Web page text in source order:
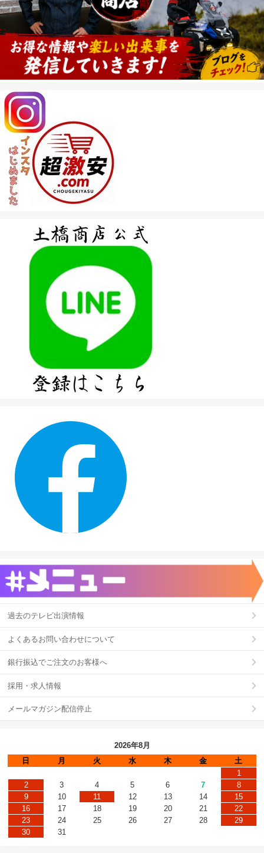
過去のテレビ出演情報
よくあるお問い合わせについて
銀行振込でご注文のお客様へ
採用・求人情報
メールマガジン配信停止
2026年8月
日
月 火 水 木 金
土
1
2
3 4 5 6 7
8
9
10 11 12 13 14
15
16
17 18 19 20 21
22
23
24 25 26 27 28
29
30
31